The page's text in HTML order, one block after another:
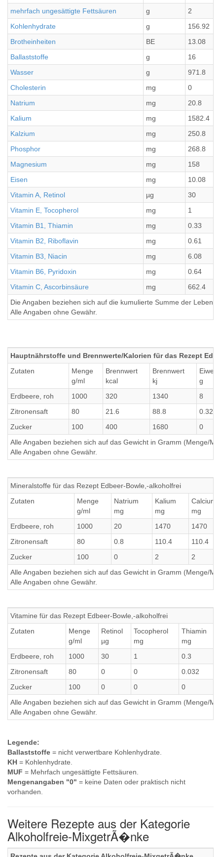
mehrfach ungesättigte Fettsäuren
g
2
Kohlenhydrate
g
156.92
Brotheinheiten
BE
13.08
Ballaststoffe
g
16
Wasser
g
971.8
Cholesterin
mg
0
Natrium
mg
20.8
Kalium
mg
1582.4
Kalzium
mg
250.8
Phosphor
mg
268.8
Magnesium
mg
158
Eisen
mg
10.08
Vitamin A, Retinol
µg
30
Vitamin E, Tocopherol
mg
1
Vitamin B1, Thiamin
mg
0.33
Vitamin B2, Riboflavin
mg
0.61
Vitamin B3, Niacin
mg
6.08
Vitamin B6, Pyridoxin
mg
0.64
Vitamin C, Ascorbinsäure
mg
662.4
Die Angaben beziehen sich auf die kumulierte Summe der
Alle Angaben ohne Gewähr.
Hauptnährstoffe und Brennwerte/Kalorien für das Rezept
Zutaten
Menge
g/ml
Brennwert
kcal
Brennwert
kj
Eiweiß
g
Erdbeere, roh
1000 320 1340
8
Zitronensaft
80 21.6 88.8
0.32
Zucker
100 400 1680
0
Alle Angaben beziehen sich auf das Gewicht in Gramm (Menge/
Alle Angaben ohne Gewähr.
Mineralstoffe für das Rezept Edbeer-Bowle,-alkoholfrei
Zutaten
Menge
g/ml
Natrium
mg
Kalium
mg
Calcium
mg
Erdbeere, roh
1000 20 1470
1470
Zitronensaft
80 0.8 110.4
110.4
Zucker
100 0 2
2
Alle Angaben beziehen sich auf das Gewicht in Gramm (Menge/
Alle Angaben ohne Gewähr.
Vitamine für das Rezept Edbeer-Bowle,-alkoholfrei
Zutaten
Menge
g/ml
Retinol
µg
Tocopherol
mg
Thiamin
mg
Erdbeere, roh
1000 30 1 0.3
Zitronensaft
80 0 0 0.032
Zucker
100 0 0 0
Alle Angaben beziehen sich auf das Gewicht in Gramm (Menge/
Alle Angaben ohne Gewähr.
Legende:
Ballaststoffe = nicht verwertbare Kohlenhydrate.
KH = Kohlenhydrate.
MUF = Mehrfach ungesättigte Fettsäuren.
Mengenangaben "0" = keine Daten oder praktisch nicht
vorhanden.
Weitere Rezepte aus der Kategorie
Alkoholfreie-MixgetrÃ�nke